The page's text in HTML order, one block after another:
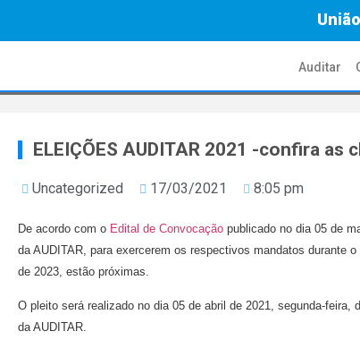
Auditar
ELEIÇÕES AUDITAR 2021 -confira as
Uncategorized 17/03/2021 8:05 pm
De acordo com o Edital de Convocação publicado no dia 05 de
da AUDITAR, para exercerem os respectivos mandatos durante
de 2023, estão próximas.
O pleito será realizado no dia 05 de abril de 2021, segunda-
da AUDITAR.